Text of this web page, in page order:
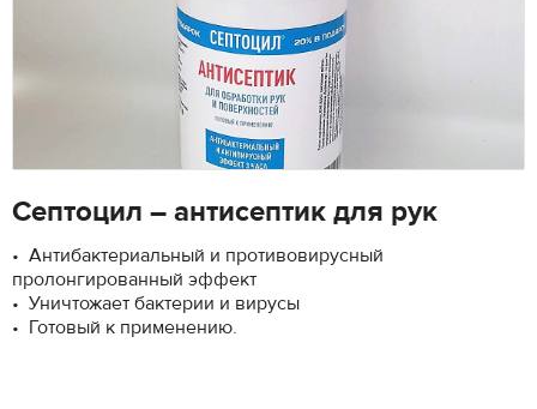
Септоцил – антисептик для рук
• Антибактериальный и противовирусный
пролонгированный эффект
• Уничтожает бактерии и вирусы
• Готовый к применению.